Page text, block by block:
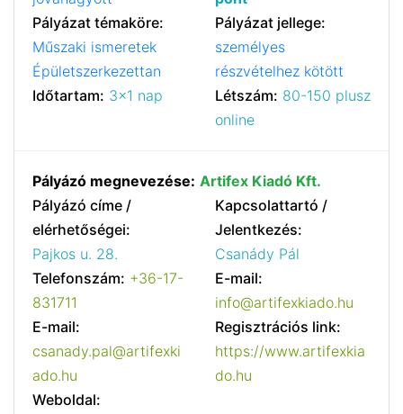
Pályázat témaköre:
Műszaki ismeretek
Épületszerkezettan
Pályázat jellege:
személyes
részvételhez kötött
Időtartam: 3x1 nap Létszám: 80-150 plusz
online
Pályázó megnevezése: Artifex Kiadó Kft.
Pályázó címe /
elérhetőségei:
Pajkos u. 28.
Telefonszám: +36-17-
831711
E-mail:
csanady.pal@artifexki
ado.hu
Weboldal:
Kapcsolattartó /
Jelentkezés:
Csanády Pál
E-mail:
info@artifexkiado.hu
Regisztrációs link:
https://www.artifexkia
do.hu